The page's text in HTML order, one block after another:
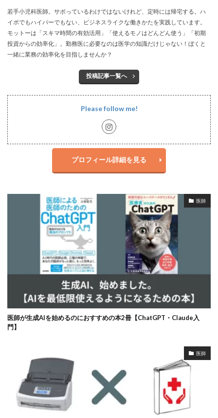
若手小児科医師。サボっているわけではないけれど、定時には帰宅する。ハ
イポでもハイパーでもない、ビジネスライクな働きかたを実践しています。
モットーは「スキマ時間の有効活用」「使えるモノはどんどん使う」「初期
投資からの効率化」。勤務医に必要なのは医学の知識だけじゃない！ぼくと
一緒に業務の効率化を目指しませんか？
投稿記事一覧へ
Please follow me!
プロフィール詳細を見る
医師
医師が生成AIを始めるのにおすすめの本2冊【ChatGPT・Claude入
門】
医師